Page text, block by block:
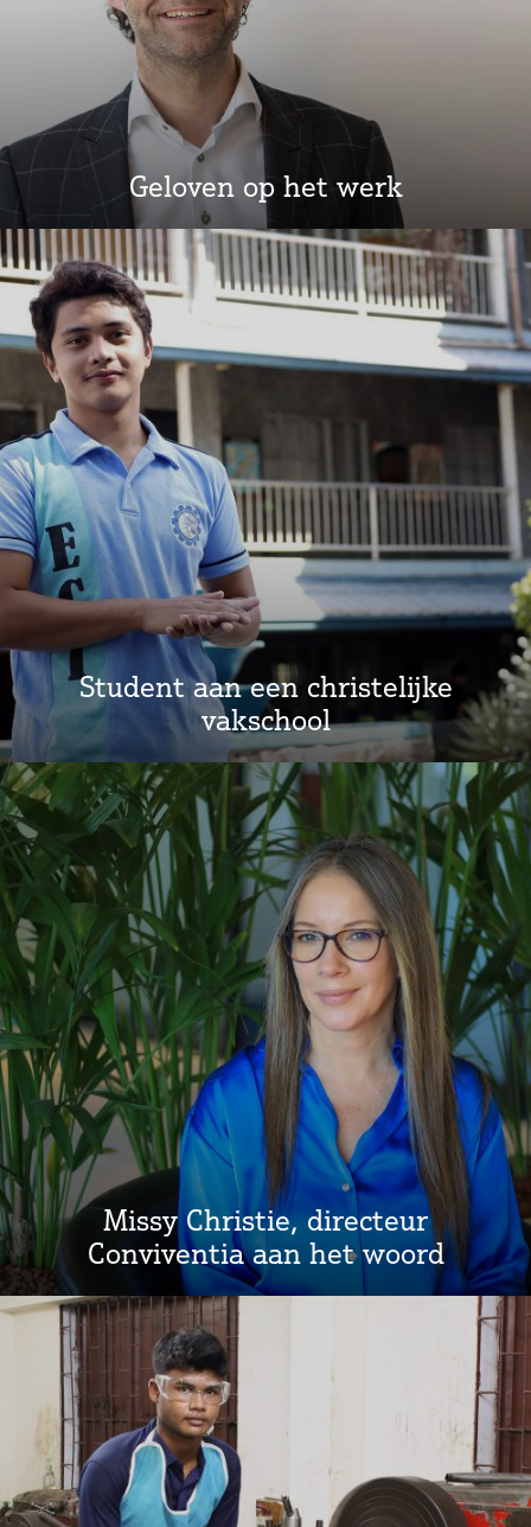
Geloven op het werk
Student aan een christelijke
vakschool
Missy Christie, directeur
Conviventia aan het woord